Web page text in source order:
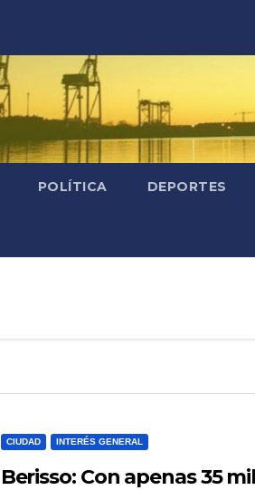
POLÍTICA DEPORTES
CIUDAD INTERÉS GENERAL
Berisso: Con apenas 35